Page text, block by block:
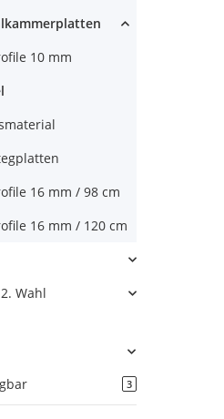
10 mm
16 mm / 98 cm
16 mm / 120 cm
Wahl
3